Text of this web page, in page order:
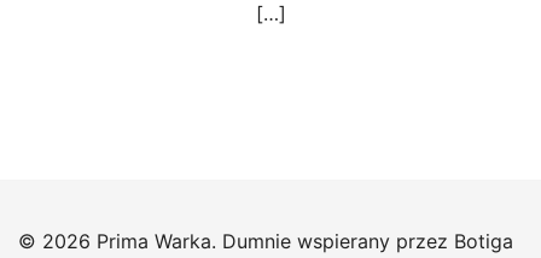
[…]
© 2026 Prima Warka. Dumnie wspierany przez Botiga